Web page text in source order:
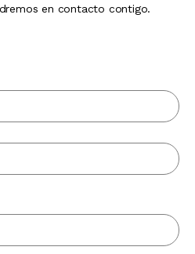
en contacto contigo.